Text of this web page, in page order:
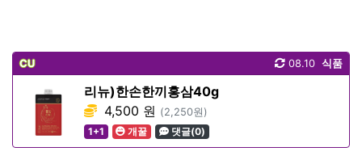
CU 식품
08.10
리뉴)한손한끼홍삼40g
4,500 원 (2,250원)
1+1
개꿀 댓글(0)